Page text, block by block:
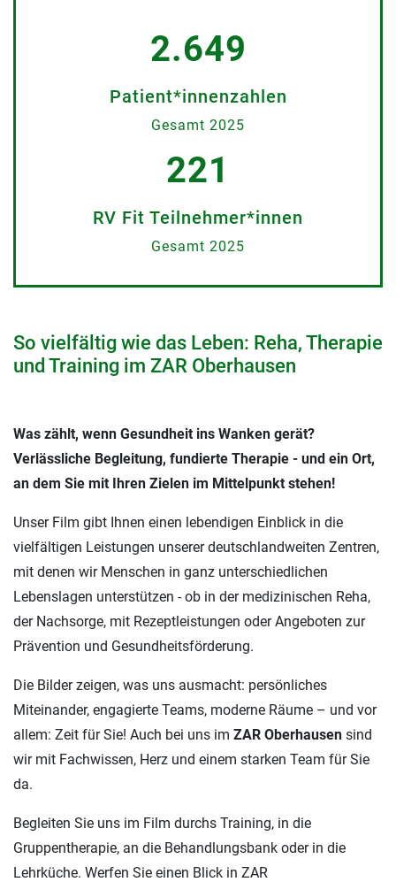
2.649
Patient*innenzahlen
Gesamt 2025
221
RV Fit Teilnehmer*innen
Gesamt 2025
So vielfältig wie das Leben: Reha, Therapie
und Training im ZAR Oberhausen
Was zählt, wenn Gesundheit ins Wanken gerät?
Verlässliche Begleitung, fundierte Therapie - und ein Ort,
an dem Sie mit Ihren Zielen im Mittelpunkt stehen!
Unser Film gibt Ihnen einen lebendigen Einblick in die
vielfältigen Leistungen unserer deutschlandweiten Zentren,
mit denen wir Menschen in ganz unterschiedlichen
Lebenslagen unterstützen - ob in der medizinischen Reha,
der Nachsorge, mit Rezeptleistungen oder Angeboten zur
Prävention und Gesundheitsförderung.
Die Bilder zeigen, was uns ausmacht: persönliches
Miteinander, engagierte Teams, moderne Räume – und vor
allem: Zeit für Sie! Auch bei uns im ZAR Oberhausen sind
wir mit Fachwissen, Herz und einem starken Team für Sie
da.
Begleiten Sie uns im Film durchs Training, in die
Gruppentherapie, an die Behandlungsbank oder in die
Lehrküche. Werfen Sie einen Blick in ZAR